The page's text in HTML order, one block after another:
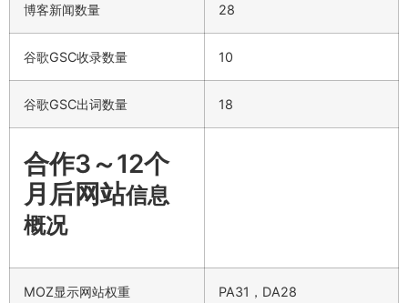
博客新闻数量 28
谷歌GSC收录数量 10
谷歌GSC出词数量 18
合作3～12个
月后网站信息
概况
MOZ显示网站权重 PA31，DA28